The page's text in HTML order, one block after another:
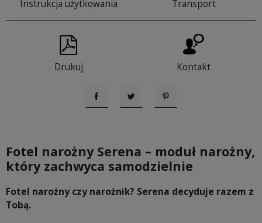
Instrukcja użytkowania Transport
Drukuj Kontakt
UdostępnijTweetujPinterest
Fotel narożny Serena – moduł narożny,
który zachwyca samodzielnie
Fotel narożny czy narożnik? Serena decyduje razem z
Tobą.